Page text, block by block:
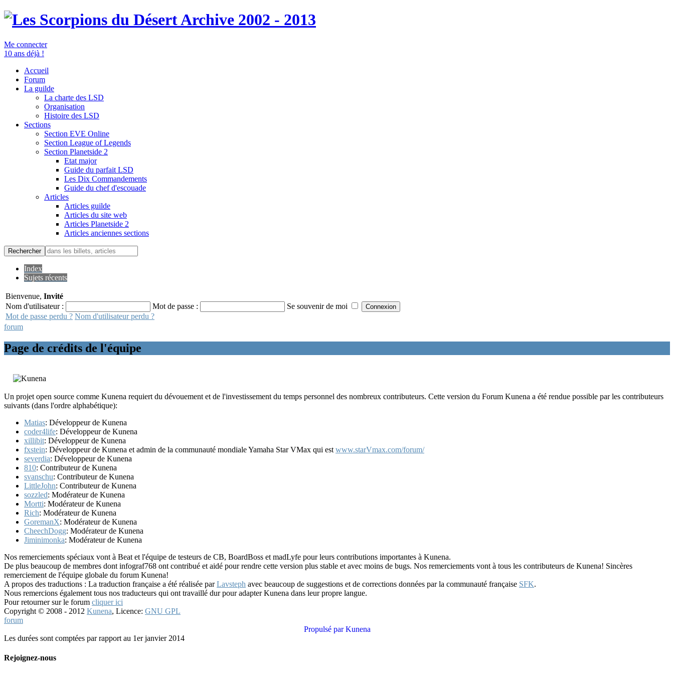
Archive 2002 - 2013
Me connecter
10 ans déjà !
Accueil
Forum
La guilde
La charte des LSD
Organisation
Histoire des LSD
Sections
Section EVE Online
Section League of Legends
Section Planetside 2
Etat major
Guide du parfait LSD
Les Dix Commandements
Guide du chef d'escouade
Articles
Articles guilde
Articles du site web
Articles Planetside 2
Articles anciennes sections
Rechercher
Index
Sujets récents
Bienvenue, Invité
Nom d'utilisateur :
Mot de passe :
Se souvenir de moi
Mot de passe perdu ? Nom d'utilisateur perdu ?
forum
Page de crédits de l'équipe
Un projet open source comme Kunena requiert du dévouement et de l'investissement du temps personnel des nombreux contributeurs. Cette version du Forum Kunena a été rendue possible par les contributeurs
suivants (dans l'ordre alphabétique):
Matias: Développeur de Kunena
coder4life: Développeur de Kunena
xillibit: Développeur de Kunena
fxstein: Développeur de Kunena et admin de la communauté mondiale Yamaha Star VMax qui est www.starVmax.com/forum/
severdia: Développeur de Kunena
810: Contributeur de Kunena
svanschu: Contributeur de Kunena
LittleJohn: Contributeur de Kunena
sozzled: Modérateur de Kunena
Mortti: Modérateur de Kunena
Rich: Modérateur de Kunena
GoremanX: Modérateur de Kunena
CheechDogg: Modérateur de Kunena
Jiminimonka: Modérateur de Kunena
Nos remerciements spéciaux vont à Beat et l'équipe de testeurs de CB, BoardBoss et madLyfe pour leurs contributions importantes à Kunena.
De plus beaucoup de membres dont infograf768 ont contribué et aidé pour rendre cette version plus stable et avec moins de bugs. Nos remerciements vont à tous les contributeurs de Kunena! Sincères
remerciement de l'équipe globale du forum Kunena!
A propos des traductions : La traduction française a été réalisée parLavsteph avec beaucoup de suggestions et de corrections données par la communauté française SFK.
Nous remercions également tous nos traducteurs qui ont travaillé dur pour adapter Kunena dans leur propre langue.
Pour retourner sur le forum cliquer ici
Copyright © 2008 - 2012 Kunena, Licence: GNU GPL
forum
Propulsé parKunena
Les durées sont comptées par rapport au 1er janvier 2014
Rejoignez-nous